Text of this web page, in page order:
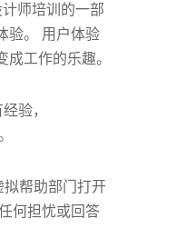
师培训的一部
验。 用户体验
工作的乐趣。
验，
帮助部门打开
何担忧或回答